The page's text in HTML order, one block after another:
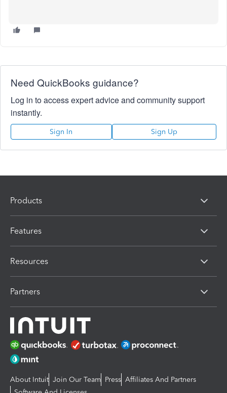
Need QuickBooks guidance?
Log in to access expert advice and community support
instantly.
Sign In Sign Up
Products
Features
Resources
Partners
About Intuit Join Our Team Press Affiliates And Partners